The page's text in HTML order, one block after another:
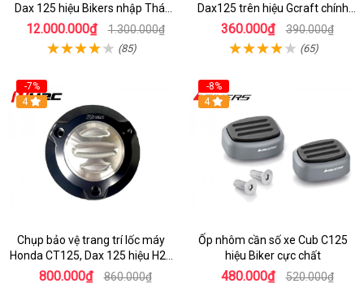
Dax 125 hiệu Bikers nhập Thái
chính hãng
12.000.000₫ 1.300.000₫
(85)
Dax125 trên hiệu Gcraft chính
hãng nhập Thái
360.000₫ 390.000₫
(65)
-7%
4
Chụp bảo vệ trang trí lốc máy
Honda CT125, Dax 125 hiệu H2C
nhập Thái
800.000₫ 860.000₫
-8%
4
Ốp nhôm cần số xe Cub C125
hiệu Biker cực chất
480.000₫ 520.000₫